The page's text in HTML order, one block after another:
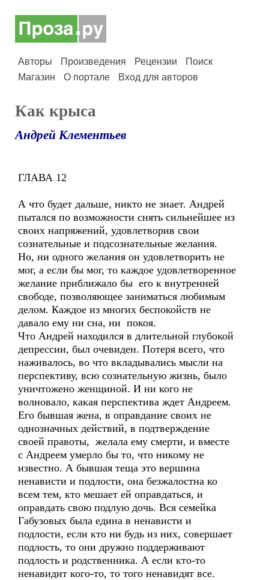
Авторы Произведения Рецензии
Поиск
Магазин
О портале Вход для авторов
Как крыса
Андрей Клементьев
ГЛАВА 12
А что будет дальше, никто не знает. Андрей
пытался по возможности снять сильнейшее из
своих напряжений, удовлетворив свои
сознательные и подсознательные желания.
Но, ни одного желания он удовлетворить не
мог, а если бы мог, то каждое удовлетворенное
желание приближало бы его к внутренней
свободе, позволяющее заниматься любимым
делом. Каждое из многих беспокойств не
давало ему ни сна, ни покоя.
Что Андрей находился в длительной глубокой
депрессии, был очевиден. Потеря всего, что
наживалось, во что вкладывались мысли на
перспективу, всю сознательную жизнь, было
уничтожено женщиной. И ни кого не
волновало, какая перспектива ждет Андреем.
Его бывшая жена, в оправдание своих не
однозначных действий, в подтверждение
своей правоты, желала ему смерти, и вместе
с Андреем умерло бы то, что никому не
известно. А бывшая теща это вершина
ненависти и подлости, она безжалостна ко
всем тем, кто мешает ей оправдаться, и
оправдать свою подлую дочь. Вся семейка
Габузовых была едина в ненависти и
подлости, если кто ни будь из них, совершает
подлость, то они дружно поддерживают
подлость и родственника. А если кто-то
ненавидит кого-то, то того ненавидят все.